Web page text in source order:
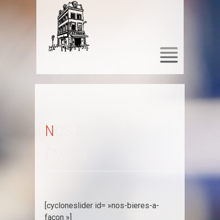
NOS BIÈRES À
[cycloneslider id= »nos-bieres-a-
facon »]